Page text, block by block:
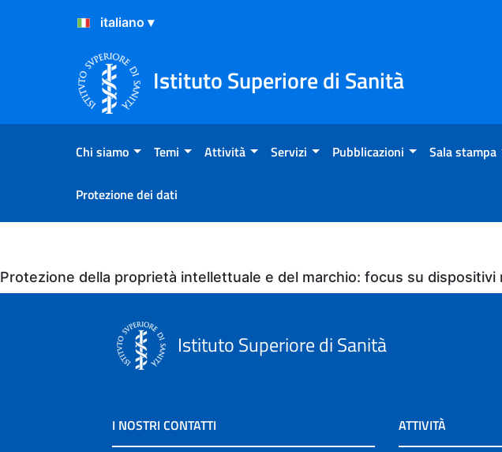
Salta al Contenuto
Salta al Footer
Istituto Superiore di Sanità
Chi siamo Temi Attività Servizi Pubblicazioni Sala stampa
Protezione dei dati
Eventi
Protezione della proprietà intellettuale e del marchio: focus su dispositivi
Istituto Superiore di Sanità
I NOSTRI CONTATTI ATTIVITÀ